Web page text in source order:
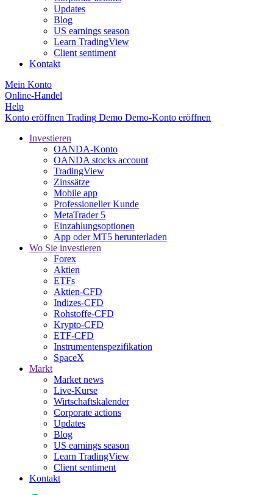
Updates
Blog
US earnings season
Learn TradingView
Client sentiment
Kontakt
Mein Konto
Online-Handel
Help
Konto eröffnen Trading Demo Demo-Konto eröffnen
Investieren
OANDA-Konto
OANDA stocks account
TradingView
Zinssätze
Mobile app
Professioneller Kunde
MetaTrader 5
Einzahlungsoptionen
App oder MT5 herunterladen
Wo Sie investieren
Forex
Aktien
ETFs
Aktien-CFD
Indizes-CFD
Rohstoffe-CFD
Krypto-CFD
ETF-CFD
Instrumentenspezifikation
SpaceX
Markt
Market news
Live-Kurse
Wirtschaftskalender
Corporate actions
Updates
Blog
US earnings season
Learn TradingView
Client sentiment
Kontakt